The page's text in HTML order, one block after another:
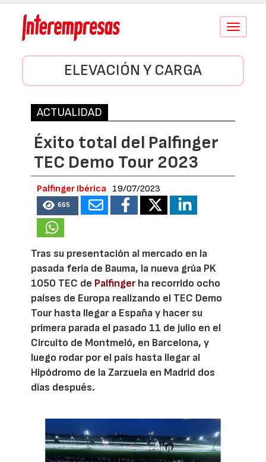
Conmutar
ELEVACIÓN Y CARGA
ACTUALIDAD
Éxito total del Palfinger
TEC Demo Tour 2023
Palfinger Ibérica 19/07/2023
665
Tras su presentación al mercado en la
pasada feria de Bauma, la nueva grúa PK
1050 TEC de Palfingerha recorrido ocho
países de Europa realizando el TEC Demo
Tour hasta llegar a España y hacer su
primera parada el pasado 11 de julio en el
Circuito de Montmeló, en Barcelona, y
luego rodar por el país hasta llegar al
Hipódromo de la Zarzuela en Madrid dos
días después.